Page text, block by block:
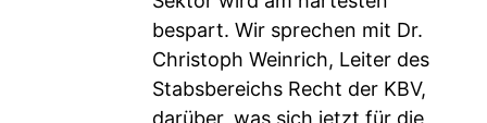
bespart. Wir sprechen mit Dr.
Christoph Weinrich, Leiter des
Stabsbereichs Recht der KBV,
darüber, was sich jetzt für die